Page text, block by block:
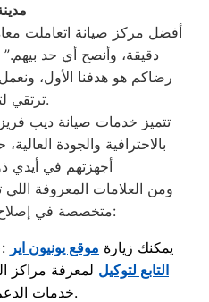
دقيقة، وأنصح أي حد
رضاكم هو هدفنا الأول،
ترتقي لتوقعاتكم.
تتميز خدمات صيانة ديب
بالاحترافية والجودة
أجهزتهم في أيدي
ومن العلامات المعروفة اللي
متخصصة في إصلاح الأجهزة والعناية بها:
: يمكنك زيارة موقع يونيون اير
التابع لتوكيل لمعرفة مراكز
خدمات الدعم الفني.